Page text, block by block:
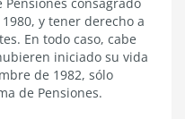
y tener derecho a
En todo caso, cabe
iniciado su vida
de 1982, sólo
de Pensiones.